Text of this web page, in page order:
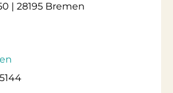
| 28195 Bremen